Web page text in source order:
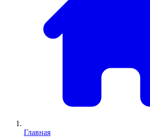
Главная